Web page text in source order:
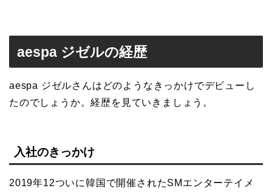
aespa ジゼルの経歴
aespa ジゼルさんはどのようなきっかけでデビューし
たのでしょうか。経歴を見ていきましょう。
入社のきっかけ
2019年12ついに韓国で開催されたSMエンターテイメ